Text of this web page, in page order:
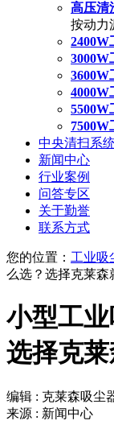
高压清
按动力
2400W
3000W
3600W
4000W
5500W
7500W
中央清扫系
新闻中心
行业案例
问答专区
关于勤誉
联系方式
您的位置： 工业吸
么选？选择克莱森
小型工
选择克
编辑 : 克莱森吸尘
来源 : 新闻中心